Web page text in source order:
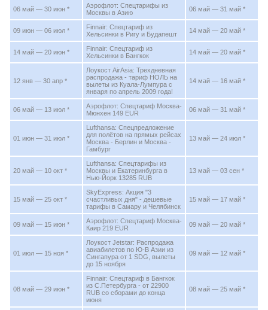
06 май — 30 июн *
Аэрофлот: Спецтарифы из
Москвы в Азию
06 май — 31 май *
09 июн — 06 июл *
Finnair: Спецтариф из
Хельсинки в Ригу и Будапешт
14 май — 20 май *
14 май — 20 июн *
Finnair: Спецтариф из
Хельсинки в Бангкок
14 май — 20 май *
12 янв — 30 апр *
Лоукост AirAsia: Трехдневная
распродажа - тариф НОЛЬ на
вылеты из Куала-Лумпура с
января по апрель 2009 года!
14 май — 16 май *
06 май — 13 июл *
Аэрофлот: Спецтариф Москва-
Мюнхен 149 EUR
06 май — 31 май *
01 июн — 31 июл *
Lufthansa: Спецпредложение
для полётов на прямых рейсах
Москва - Берлин и Москва -
Гамбург
13 май — 24 июл *
20 май — 10 окт *
Lufthansa: Спецтарифы из
Москвы и Екатеринбурга в
Нью-Йорк 13285 RUB
13 май — 03 сен *
15 май — 25 окт *
SkyExpress: Акция "3
счастливых дня" - дешевые
тарифы в Самару и Челябинск
15 май — 17 май *
09 май — 15 июн *
Аэрофлот: Спецтариф Москва-
Каир 219 EUR
09 май — 20 май *
01 июл — 15 ноя *
Лоукост Jetstar: Распродажа
авиабилетов по Ю-В Азии из
Сингапура от 1 SDG, вылеты
до 15 ноября
09 май — 12 май *
08 май — 29 июн *
Finnair: Спецтариф в Бангкок
из С.Петербурга - от 22900
RUB со сборами до конца
июня
08 май — 25 май *